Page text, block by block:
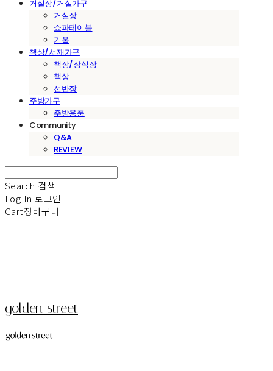
거실장/거실가구
거실장
쇼파테이블
거울
책상/서재가구
책장/장식장
책상
선반장
주방가구
주방용품
Community
Q&A
REVIEW
Search 검색
Log In 로그인
Cart장바구니
golden street